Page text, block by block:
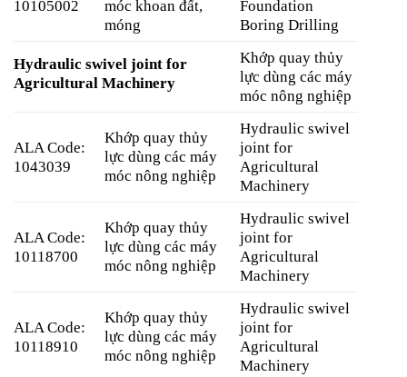
10105002
móc khoan đất,
móng
Foundation
Boring Drilling
Hydraulic swivel joint for
Agricultural Machinery
Khớp quay thủy
lực dùng các máy
móc nông nghiệp
ALA Code:
1043039
Khớp quay thủy
lực dùng các máy
móc nông nghiệp
Hydraulic swivel
joint for
Agricultural
Machinery
ALA Code:
10118700
Khớp quay thủy
lực dùng các máy
móc nông nghiệp
Hydraulic swivel
joint for
Agricultural
Machinery
ALA Code:
10118910
Khớp quay thủy
lực dùng các máy
móc nông nghiệp
Hydraulic swivel
joint for
Agricultural
Machinery